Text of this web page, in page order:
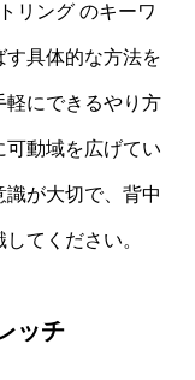
リング のキーワ
す具体的な方法を
軽にできるやり方
可動域を広げてい
が大切で、背中
てください。
ッチ